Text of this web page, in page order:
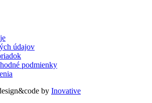
údajov
podmienky
by Inovative